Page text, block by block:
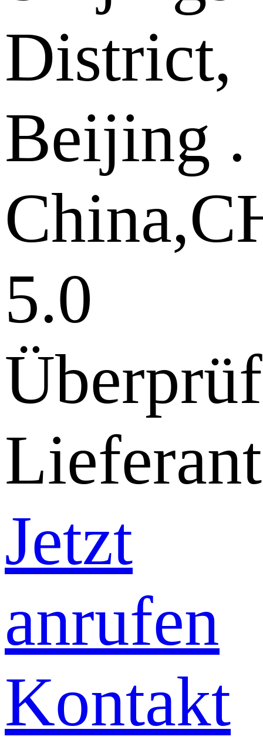
District,
Beijing .
5.0
Lieferant
Jetzt
anrufen
Kontakt